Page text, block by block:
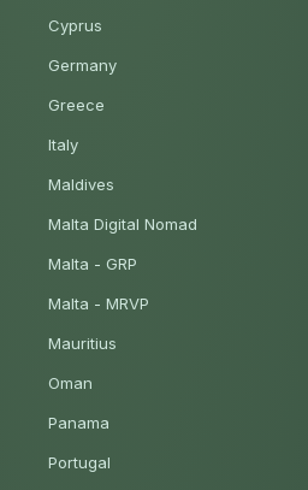
Cyprus
Germany
Greece
Italy
Maldives
Malta Digital Nomad
Malta - GRP
Malta - MRVP
Mauritius
Oman
Panama
Portugal